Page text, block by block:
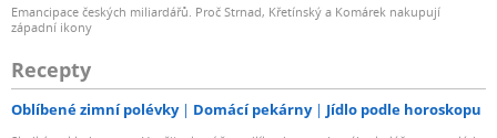
Emancipace českých miliardářů. Proč Strnad, Křetínský a Komárek nakupují
západní ikony
Recepty
Oblíbené zimní polévky Domácí pekárny Jídlo podle horoskopu